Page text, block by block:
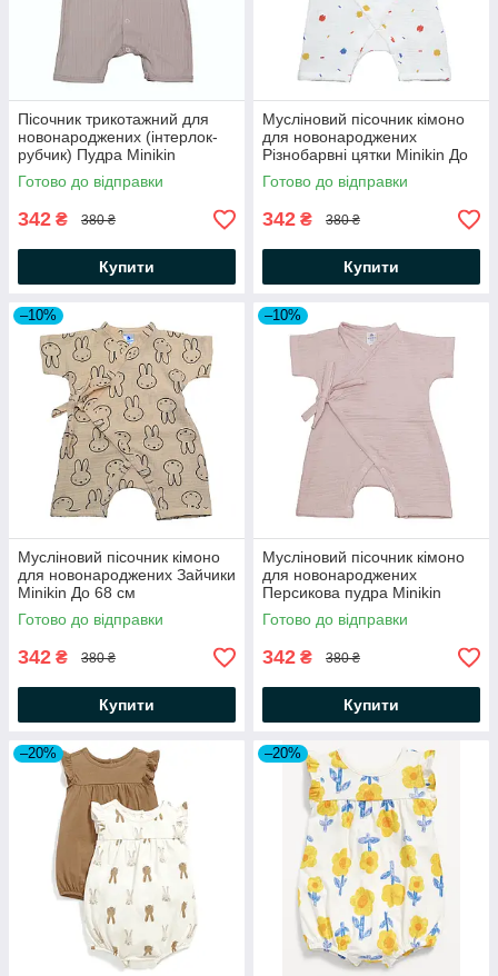
Пісочник трикотажний для
новонароджених (інтерлок-
рубчик) Пудра Minikin
Готово до відправки
342 ₴ 380 ₴
Купити
Мусліновий пісочник кімоно
для новонароджених
Різнобарвні цятки Minikin До
74 см
Готово до відправки
342 ₴ 380 ₴
Купити
–10%
Мусліновий пісочник кімоно
для новонароджених Зайчики
Minikin До 68 см
Готово до відправки
342 ₴ 380 ₴
Купити
–10%
Мусліновий пісочник кімоно
для новонароджених
Персикова пудра Minikin
Готово до відправки
342 ₴ 380 ₴
Купити
–20% –20%